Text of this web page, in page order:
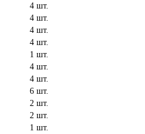
4 шт.
4 шт.
4 шт.
4 шт.
1 шт.
4 шт.
4 шт.
6 шт.
2 шт.
2 шт.
1 шт.